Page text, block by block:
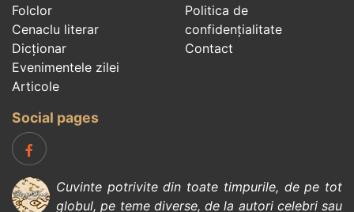
Folclor
Cenaclu literar
Dicționar
Evenimentele zilei
Articole
Politica de
confidenţialitate
Contact
Social pages
Cuvinte potrivite din toate timpurile, de pe tot
globul, pe teme diverse, de la autori celebrisau